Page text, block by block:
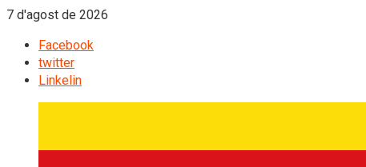
7 d'agost de 2026
Facebook
twitter
Linkelin